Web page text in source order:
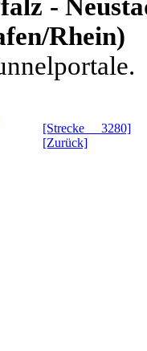
-
Rhein)
[Strecke 3280]
[Zurück]